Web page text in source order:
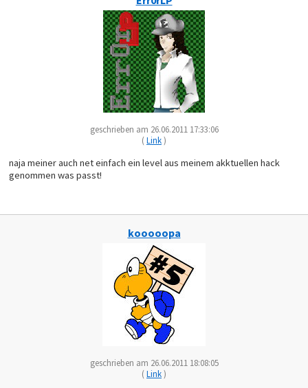
geschrieben am 26.06.2011 17:33:06
(Link)
naja meiner auch net einfach ein level aus meinem akktuellen hack
genommen was passt!
kooooopa
geschrieben am 26.06.2011 18:08:05
(Link)